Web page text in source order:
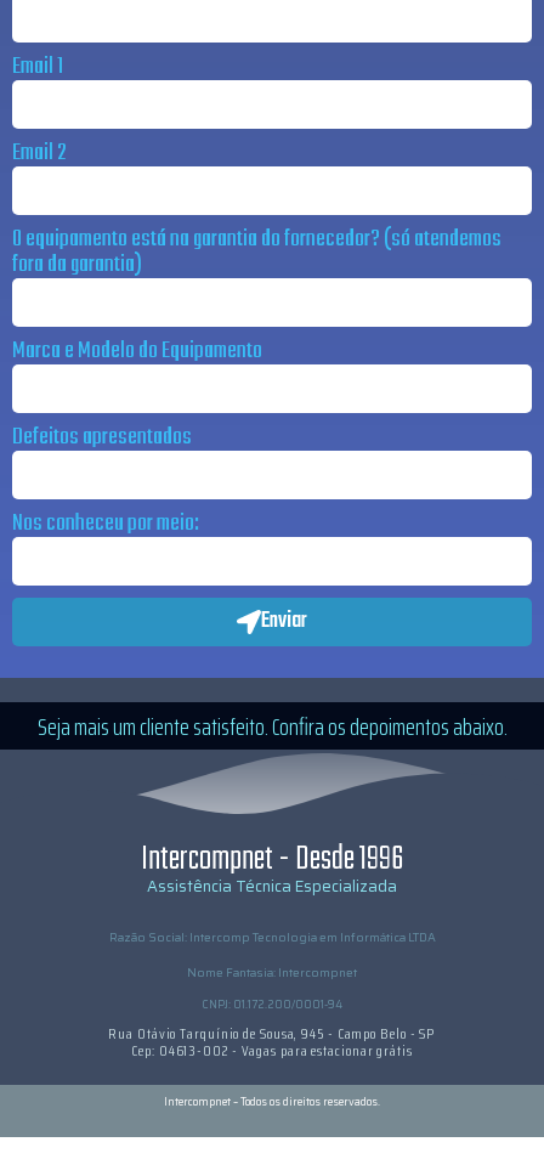
Email 1
Email 2
O equipamento está na garantia do fornecedor? (só atendemos
fora da garantia)
Marca e Modelo do Equipamento
Defeitos apresentados
Nos conheceu por meio:
Enviar
Seja mais um cliente satisfeito. Confira os depoimentos abaixo.
Intercompnet - Desde 1996
Assistência Técnica Especializada
Razão Social: Intercomp Tecnologia em Informática LTDA
Nome Fantasia: Intercompnet
CNPJ: 01.172.200/0001-94
Rua Otávio Tarquínio de Sousa, 945 - Campo Belo - SP
Cep: 04613-002 - Vagas para estacionar grátis
Intercompnet – Todos os direitos reservados.